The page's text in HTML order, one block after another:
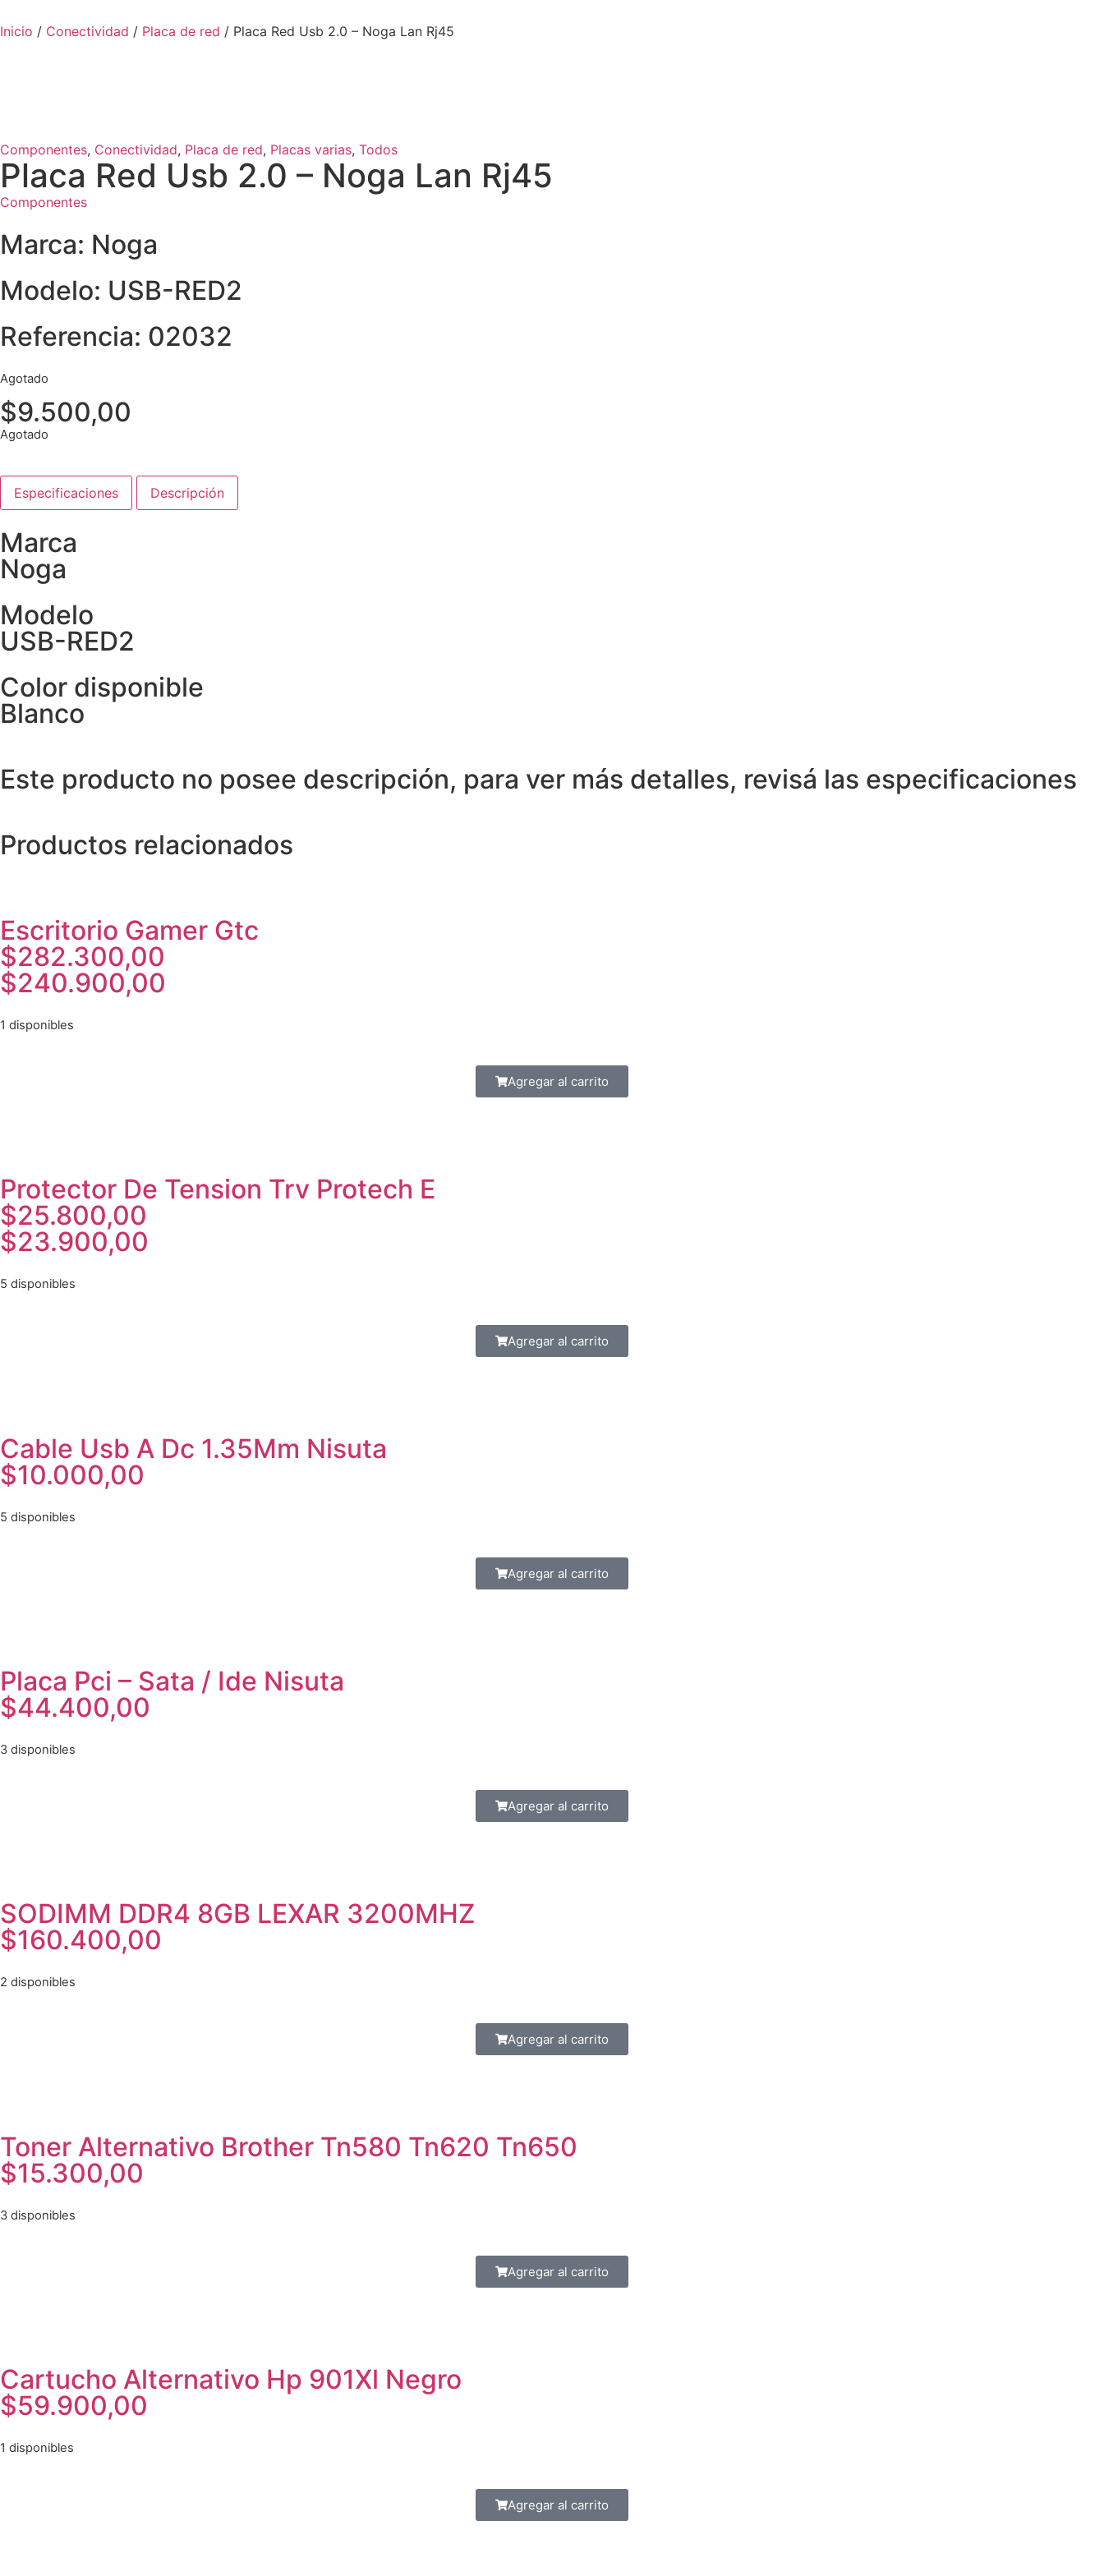
Inicio / Conectividad / Placa de red / Placa Red Usb 2.0 – Noga Lan Rj45
Componentes, Conectividad, Placa de red, Placas varias, Todos
Placa Red Usb 2.0 – Noga Lan Rj45
Componentes
Marca: Noga
Modelo: USB-RED2
Referencia: 02032
Agotado
$9.500,00
Agotado
Especificaciones Descripción
Marca
Noga
Modelo
USB-RED2
Color disponible
Blanco
Este producto no posee descripción, para ver más detalles, revisá las especificaciones
Productos relacionados
Escritorio Gamer Gtc
$282.300,00
$240.900,00
1 disponibles
Agregar al carrito
Protector De Tension Trv Protech E
$25.800,00
$23.900,00
5 disponibles
Agregar al carrito
Cable Usb A Dc 1.35Mm Nisuta
$10.000,00
5 disponibles
Agregar al carrito
Placa Pci – Sata / Ide Nisuta
$44.400,00
3 disponibles
Agregar al carrito
SODIMM DDR4 8GB LEXAR 3200MHZ
$160.400,00
2 disponibles
Agregar al carrito
Toner Alternativo Brother Tn580 Tn620 Tn650
$15.300,00
3 disponibles
Agregar al carrito
Cartucho Alternativo Hp 901Xl Negro
$59.900,00
1 disponibles
Agregar al carrito